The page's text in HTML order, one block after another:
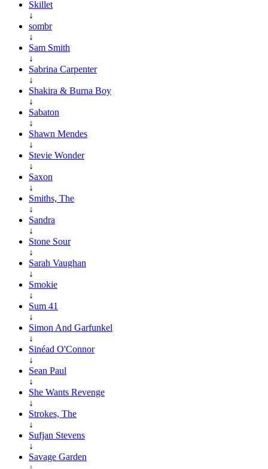
Skillet
↓
sombr
↓
Sam Smith
↓
Sabrina Carpenter
↓
Shakira & Burna Boy
↓
Sabaton
↓
Shawn Mendes
↓
Stevie Wonder
↓
Saxon
↓
Smiths, The
↓
Sandra
↓
Stone Sour
↓
Sarah Vaughan
↓
Smokie
↓
Sum 41
↓
Simon And Garfunkel
↓
Sinéad O'Connor
↓
Sean Paul
↓
She Wants Revenge
↓
Strokes, The
↓
Sufjan Stevens
↓
Savage Garden